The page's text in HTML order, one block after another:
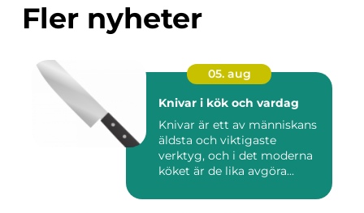
Fler nyheter
05. aug
Knivar i kök och vardag
Knivar är ett av människans
äldsta och viktigaste
verktyg, och i det moderna
köket är de lika avgöra...